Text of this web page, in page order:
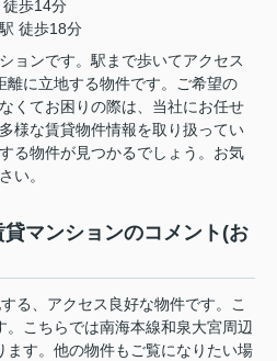
徒歩14分
駅 徒歩18分
ョンです。駅まで歩いてアクセス
離に立地する物件です。ご希望の
くてお困りの際は、当社にお任せ
様な賃貸物件情報を取り扱ってい
る物件が見つかるでしょう。お気
い。
マンションのコメント(お
る、アクセス良好な物件です。こ
。こちらでは南海本線和泉大宮周辺
ます。他の物件もご覧になりたい場